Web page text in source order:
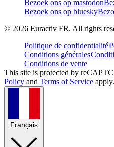
Bezoek ons op mastodon
Bezoek ons op bluesky
© 2026 Euractiv FR. All rights
Politique de confidentialité
Conditions générales
Conditions de vente
This site is protected by
Policy and Terms of Service apply.
Français